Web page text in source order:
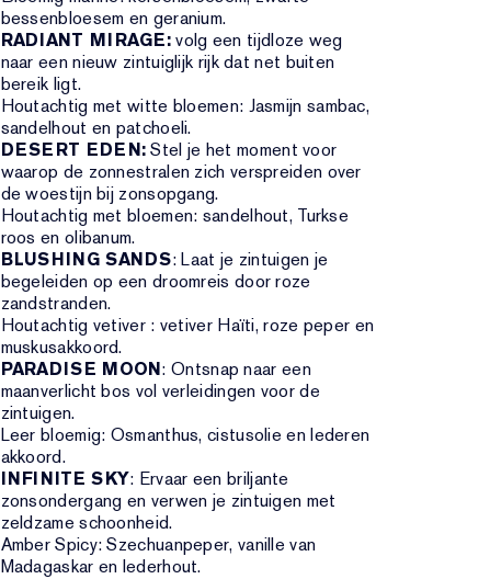
bessenbloesem en geranium.
RADIANT MIRAGE:volg een tijdloze weg
naar een nieuw zintuiglijk rijk dat net buiten
bereik ligt.
Houtachtig met witte bloemen: Jasmijn sambac,
sandelhout en patchoeli.
DESERT EDEN:Stel je het moment voor
waarop de zonnestralen zich verspreiden over
de woestijn bij zonsopgang.
Houtachtig met bloemen: sandelhout, Turkse
roos en olibanum.
BLUSHING SANDS: Laat je zintuigen je
begeleiden op een droomreis door roze
zandstranden.
Houtachtig vetiver : vetiver Haïti, roze peper en
muskusakkoord.
PARADISE MOON: Ontsnap naar een
maanverlicht bos vol verleidingen voor de
zintuigen.
Leer bloemig: Osmanthus, cistusolie en lederen
akkoord.
INFINITE SKY: Ervaar een briljante
zonsondergang en verwen je zintuigen met
zeldzame schoonheid.
Amber Spicy: Szechuanpeper, vanille van
Madagaskar en lederhout.